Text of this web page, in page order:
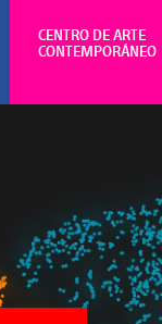
CENTRO DE ARTE
CONTEMPORÁNEO